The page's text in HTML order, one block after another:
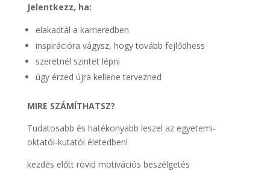
Jelentkezz, ha:
elakadtál a karrieredben
inspirációra vágysz, hogy tovább fejlődhess
szeretnél szintet lépni
úgy érzed újra kellene tervezned
MIRE SZÁMÍTHATSZ?
Tudatosabb és hatékonyabb leszel az egyetemi-
oktatói-kutatói életedben!
kezdés előtt rövid motivációs beszélgetés